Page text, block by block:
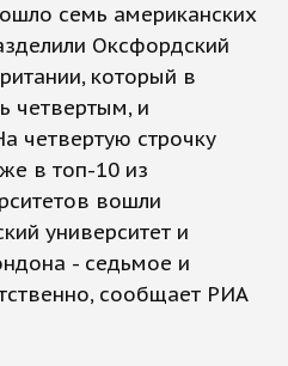
семь американских
Оксфордский
который в
четвертым, и
четвертую строчку
в топ-10 из
вошли
университет и
- седьмое и
сообщает РИА